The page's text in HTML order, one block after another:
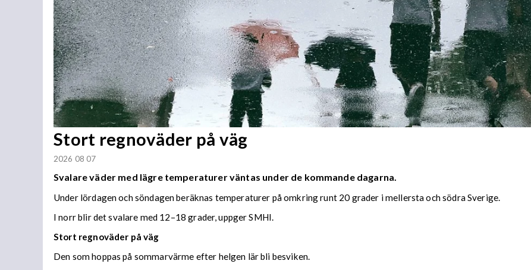
Stort regnoväder på väg
2026 08 07
Svalare väder med lägre temperaturer väntas under de kommande dagarna.
Under lördagen och söndagen beräknas temperaturer på omkring runt 20 grader i mellersta och södra Sverige.
I norr blir det svalare med 12–18 grader, uppger SMHI.
Stort regnoväder på väg
Den som hoppas på sommarvärme efter helgen lär bli besviken.